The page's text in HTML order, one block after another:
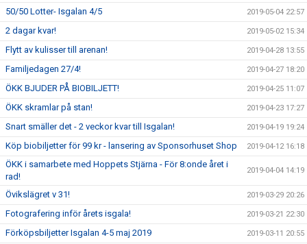
50/50 Lotter- Isgalan 4/5 2019-05-04 22:57
2 dagar kvar! 2019-05-02 15:34
Flytt av kulisser till arenan! 2019-04-28 13:55
Familjedagen 27/4! 2019-04-27 18:20
ÖKK BJUDER PÅ BIOBILJETT! 2019-04-25 11:07
ÖKK skramlar på stan! 2019-04-23 17:27
Snart smäller det - 2 veckor kvar till Isgalan! 2019-04-19 19:24
Köp biobiljetter för 99 kr - lansering av Sponsorhuset Shop 2019-04-12 16:18
ÖKK i samarbete med Hoppets Stjärna - För 8:onde året i
rad!
2019-04-04 14:19
Övikslägret v 31! 2019-03-29 20:26
Fotografering inför årets isgala! 2019-03-21 22:30
Förköpsbiljetter Isgalan 4-5 maj 2019 2019-03-11 20:55